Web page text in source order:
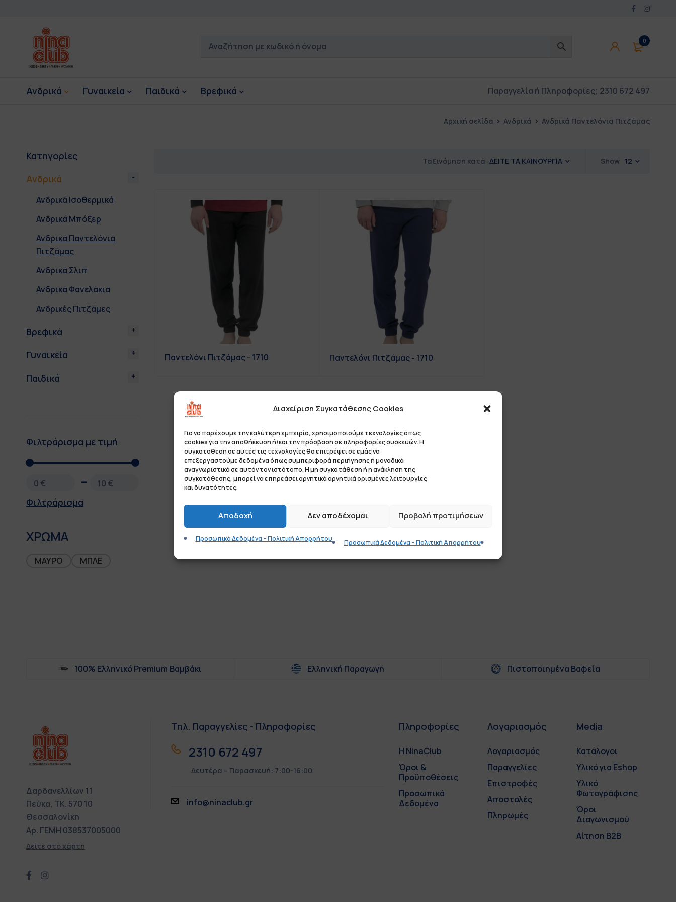
Διαχείριση Συγκατάθεσης Cookies
Για να παρέχουμε την καλύτερη εμπειρία, χρησιμοποιούμε τεχνολογίες όπως
cookies για την αποθήκευση ή/και την πρόσβαση σε πληροφορίες συσκευών. Η
συγκατάθεση σε αυτές τις τεχνολογίες θα επιτρέψει σε εμάς να
επεξεργαστούμε δεδομένα όπως συμπεριφορά περιήγησης ή μοναδικά
αναγνωριστικά σε αυτόν τον ιστότοπο. Η μη συγκατάθεση ή η ανάκληση της
συγκατάθεσης, μπορεί να επηρεάσει αρνητικά αρνητικά ορισμένες λειτουργίες
και δυνατότητες.
Αποδοχή Δεν αποδέχομαι Προβολή προτιμήσεων
Προσωπικά Δεδομένα – Πολιτική Απορρήτου Προσωπικά Δεδομένα – Πολιτική Απορρήτου
0
Ανδρικά Γυναικεία Παιδικά Βρεφικά Παραγγελία ή Πληροφορίες; 2310 672 497
Αρχική σελίδα Ανδρικά Ανδρικά Παντελόνια Πιτζάμας
Κατηγορίες
Ανδρικά
Ανδρικά Ισοθερμικά
Ανδρικά Μπόξερ
Ανδρικά Παντελόνια
Πιτζάμας
Ανδρικά Σλιπ
Ανδρικά Φανελάκια
Ανδρικές Πιτζάμες
Βρεφικά
Γυναικεία
Παιδικά
Φιλτράρισμα με τιμή
Φιλτράρισμα
0 € 10 €
ΧΡΩΜΑ
ΜΑΥΡΟ ΜΠΛΕ
Ταξινόμηση κατά ΔΕΙΤΕ ΤΑ ΚΑΙΝΟΥΡΓΙΑ Show 12
Παντελόνι Πιτζάμας - 1710 Παντελόνι Πιτζάμας - 1710
100% Ελληνικό Premium Βαμβάκι Ελληνική Παραγωγή Πιστοποιημένα Βαφεία
Δαρδανελλίων 11
Πεύκα, ΤΚ. 570 10
Θεσσαλονίκη
Αρ. ΓΕΜΗ 038537005000
Δείτε στο χάρτη
Τηλ. Παραγγελίες - Πληροφορίες
2310 672 497
Δευτέρα – Παρασκευή: 7:00-16:00
info@ninaclub.gr
Πληροφορίες
Η NinaClub
Όροι &
Προϋποθέσεις
Προσωπικά
Δεδομένα
Λογαριασμός
Λογαριασμός
Παραγγελίες
Επιστροφές
Αποστολές
Πληρωμές
Media
Κατάλογοι
Υλικό για Eshop
Υλικό
Φωτογράφισης
Όροι
Διαγωνισμού
Αίτηση B2B